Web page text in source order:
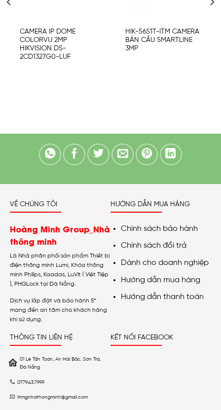
CAMERA IP DOME
COLORVU 2MP
HIKVISION DS-
2CD1327G0-LUF
HIK-56S1T-ITM CAMERA
BÁN CẦU SMARTLINE
3MP
VỀ CHÚNG TÔI
Hoàng Minh Group_Nhà
thông minh
Là Nhà phân phối sản phẩm Thiết bị
điện thông minh Lumi, Khóa thông
minh Philips, Kaadas, LuVit ( Việt Tiệp
), PHGLock tại Đà Nẵng.
Dịch vụ lắp đặt và bảo hành 5*
mang đến an tâm cho khách hàng
khi sử dụng.
HƯỚNG DẪN MUA HÀNG
Chính sách bảo hành
Chính sách đổi trả
Dành cho doanh nghiệp
Hướng dẫn mua hàng
Hướng dẫn thanh toán
THÔNG TIN LIÊN HỆ
01 Lê Tấn Toán, An Hải Bắc, Sơn Trà,
Đà Nẵng
0779.43.7999
Hmgnhathongminh@gmail.com
KẾT NỐI FACEBOOK